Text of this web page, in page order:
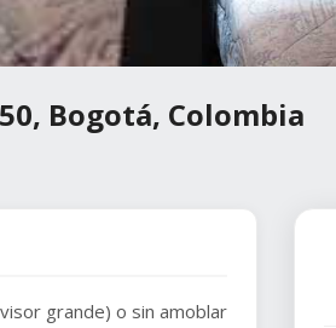
Bogotá, Colombia
grande) o sin amoblar